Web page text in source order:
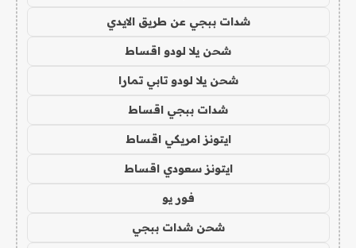
شدات ببجي عن طريق الايدي
شحن يلا لودو اقساط
شحن يلا لودو تابي تمارا
شدات ببجي اقساط
ايتونز امريكي اقساط
ايتونز سعودي اقساط
فور يو
شحن شدات ببجي